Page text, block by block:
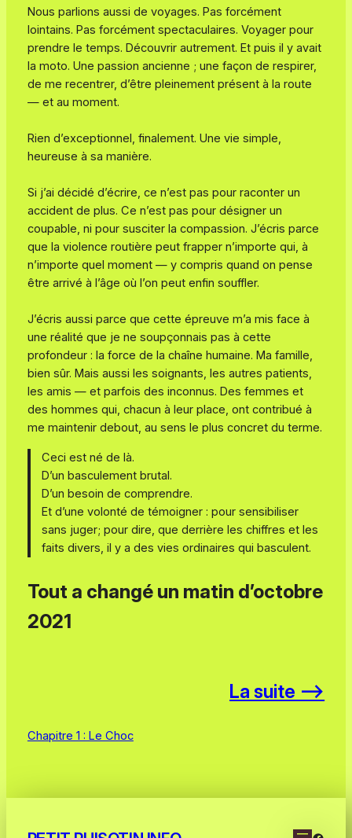
Nous parlions aussi de voyages. Pas forcément
lointains. Pas forcément spectaculaires. Voyager pour
prendre le temps. Découvrir autrement. Et puis il y avait
la moto. Une passion ancienne ; une façon de respirer,
de me recentrer, d’être pleinement présent à la route
— et au moment.
Rien d’exceptionnel, finalement. Une vie simple,
heureuse à sa manière.
Si j’ai décidé d’écrire, ce n’est pas pour raconter un
accident de plus. Ce n’est pas pour désigner un
coupable, ni pour susciter la compassion. J’écris parce
que la violence routière peut frapper n’importe qui, à
n’importe quel moment — y compris quand on pense
être arrivé à l’âge où l’on peut enfin souffler.
J’écris aussi parce que cette épreuve m’a mis face à
une réalité que je ne soupçonnais pas à cette
profondeur : la force de la chaîne humaine. Ma famille,
bien sûr. Mais aussi les soignants, les autres patients,
les amis — et parfois des inconnus. Des femmes et
des hommes qui, chacun à leur place, ont contribué à
me maintenir debout, au sens le plus concret du terme.
Ceci est né de là.
D’un basculement brutal.
D’un besoin de comprendre.
Et d’une volonté de témoigner : pour sensibiliser
sans juger; pour dire, que derrière les chiffres et les
faits divers, il y a des vies ordinaires qui basculent.
Tout a changé un matin d’octobre
2021
La suite –>
Chapitre 1 : Le Choc